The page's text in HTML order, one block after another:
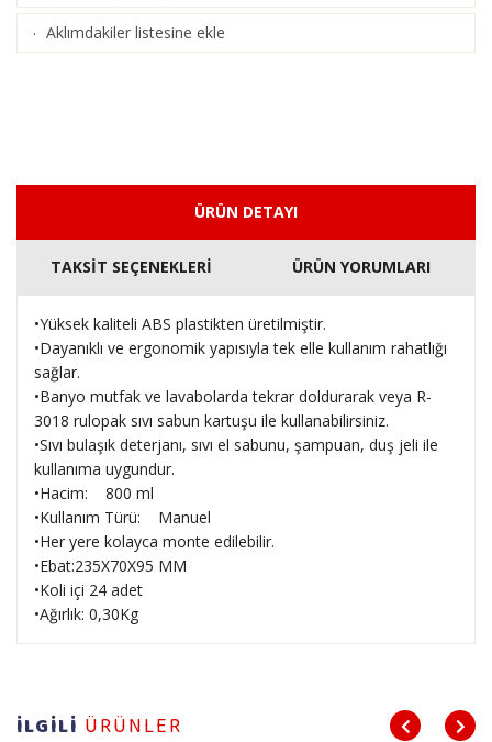
· Aklımdakiler listesine ekle
ÜRÜN DETAYI
TAKSİT SEÇENEKLERİ ÜRÜN YORUMLARI
•Yüksek kaliteli ABS plastikten üretilmiştir.
•Dayanıklı ve ergonomik yapısıyla tek elle kullanım rahatlığı
sağlar.
•Banyo mutfak ve lavabolarda tekrar doldurarak veya R-
3018 rulopak sıvı sabun kartuşu ile kullanabilirsiniz.
•Sıvı bulaşık deterjanı, sıvı el sabunu, şampuan, duş jeli ile
kullanıma uygundur.
•Hacim: 800 ml
•Kullanım Türü: Manuel
•Her yere kolayca monte edilebilir.
•Ebat:235X70X95 MM
•Koli içi 24 adet
•Ağırlık: 0,30Kg
İLGİLİ ÜRÜNLER